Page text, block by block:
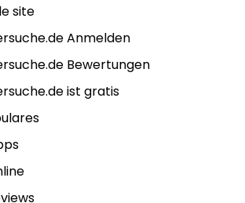
site
Anmelden
Bewertungen
ist gratis